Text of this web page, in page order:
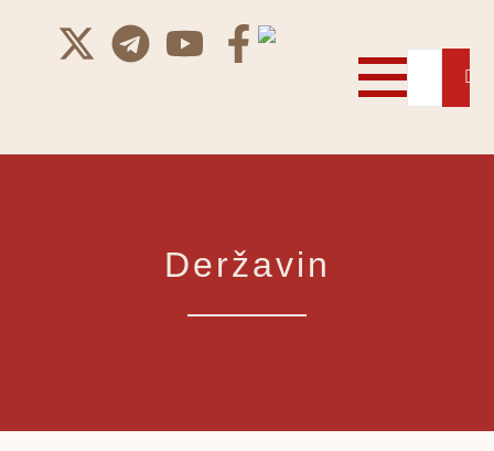
Deržavin